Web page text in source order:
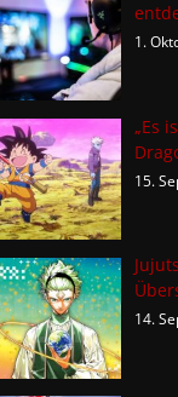
1.
„Es
15.
14.